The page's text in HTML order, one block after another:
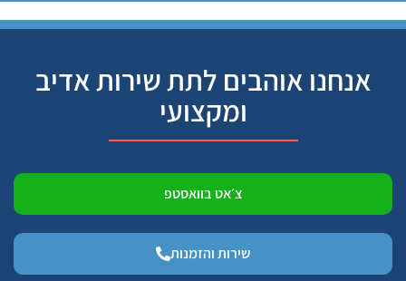
אנחנו אוהבים לתת שירות אדיב
ומקצועי
צ׳אט בוואסטפ
שירות והזמנות